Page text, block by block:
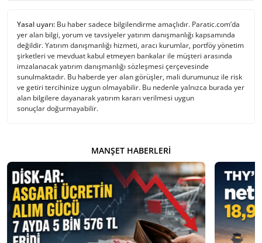
Yasal uyarı: Bu haber sadece bilgilendirme amaçlıdır. Paratic.com’da
yer alan bilgi, yorum ve tavsiyeler yatırım danışmanlığı kapsamında
değildir. Yatırım danışmanlığı hizmeti, aracı kurumlar, portföy yönetim
şirketleri ve mevduat kabul etmeyen bankalar ile müşteri arasında
imzalanacak yatırım danışmanlığı sözleşmesi çerçevesinde
sunulmaktadır. Bu haberde yer alan görüşler, mali durumunuz ile risk
ve getiri tercihinize uygun olmayabilir. Bu nedenle yalnızca burada yer
alan bilgilere dayanarak yatırım kararı verilmesi uygun
sonuçlar doğurmayabilir.
MANŞET HABERLERI